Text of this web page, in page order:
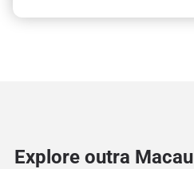
Explore outra Macau